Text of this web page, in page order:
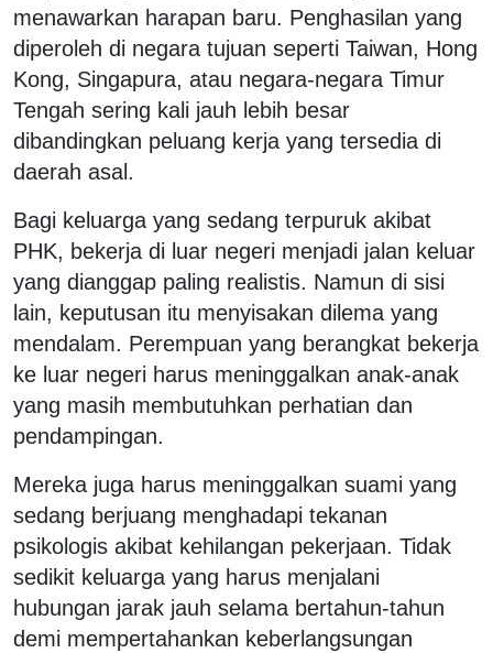
menawarkan harapan baru. Penghasilan yang
diperoleh di negara tujuan seperti Taiwan, Hong
Kong, Singapura, atau negara-negara Timur
Tengah sering kali jauh lebih besar
dibandingkan peluang kerja yang tersedia di
daerah asal.
Bagi keluarga yang sedang terpuruk akibat
PHK, bekerja di luar negeri menjadi jalan keluar
yang dianggap paling realistis. Namun di sisi
lain, keputusan itu menyisakan dilema yang
mendalam. Perempuan yang berangkat bekerja
ke luar negeri harus meninggalkan anak-anak
yang masih membutuhkan perhatian dan
pendampingan.
Mereka juga harus meninggalkan suami yang
sedang berjuang menghadapi tekanan
psikologis akibat kehilangan pekerjaan. Tidak
sedikit keluarga yang harus menjalani
hubungan jarak jauh selama bertahun-tahun
demi mempertahankan keberlangsungan